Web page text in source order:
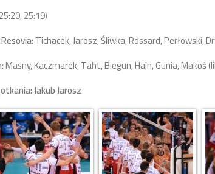
25:19)
Tichacek, Jarosz, Śliwka, Rossard, Perłowski,
Masny, Kaczmarek, Taht, Biegun, Hain, Gunia, Makoś
Jakub Jarosz